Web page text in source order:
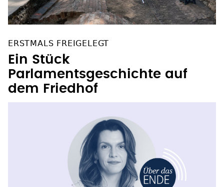
ERSTMALS FREIGELEGT
Ein Stück
Parlamentsgeschichte auf
dem Friedhof